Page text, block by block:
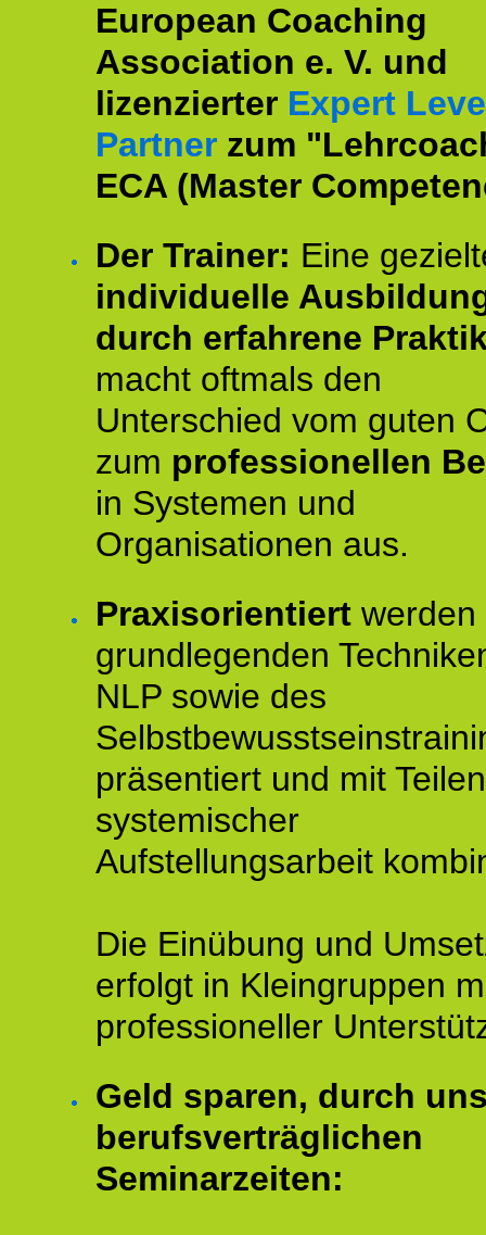
European Coaching
Association e. V. und
lizenzierter Expert
Partner zum
ECA (Master
Der Trainer: Eine
individuelle
durch erfahrene
macht oftmals den
Unterschied vom guten
zum professionellen
in Systemen und
Organisationen aus.
Praxisorientiert werden
grundlegenden
NLP sowie des
präsentiert und mit Teilen
systemischer
Aufstellungsarbeit
Die Einübung und
erfolgt in Kleingruppen
professioneller
Geld sparen, durch
berufsverträglichen
Seminarzeiten: